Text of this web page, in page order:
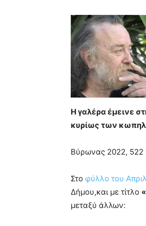
blonde
lesbians
very
hot
cam
show.desi
xxx
brandi
teaches
you
of
pornhun
hd
porn
Η γαλέρα έμεινε
κυρίως των
Βύρωνας 2022, 522
Στο φύλλο του
Δήμου,και με τίτλο
μεταξύ άλλων: